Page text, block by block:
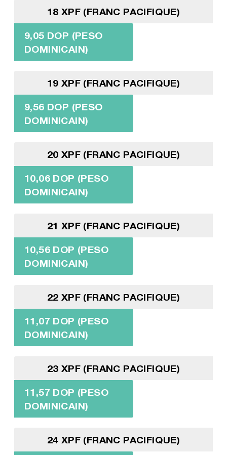
18 XPF (FRANC PACIFIQUE)
9,05 DOP (PESO
DOMINICAIN)
19 XPF (FRANC PACIFIQUE)
9,56 DOP (PESO
DOMINICAIN)
20 XPF (FRANC PACIFIQUE)
10,06 DOP (PESO
DOMINICAIN)
21 XPF (FRANC PACIFIQUE)
10,56 DOP (PESO
DOMINICAIN)
22 XPF (FRANC PACIFIQUE)
11,07 DOP (PESO
DOMINICAIN)
23 XPF (FRANC PACIFIQUE)
11,57 DOP (PESO
DOMINICAIN)
24 XPF (FRANC PACIFIQUE)